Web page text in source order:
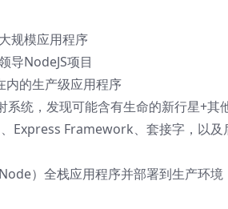
规模应用程序
导NodeJS项目
内的生产级应用程序
统，发现可能含有生命的新行星+其
Express Framework、套接字，以及
）全栈应用程序并部署到生产环境